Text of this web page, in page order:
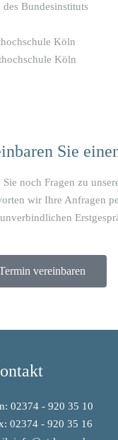
des Bundesinstituts
Köln
Köln
Sie
Sie noch Fragen zu
wir Ihre Anfragen
vereinbaren
02374 - 920 35 10
02374 - 920 35 16